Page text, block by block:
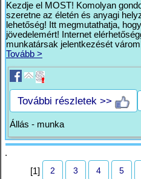
Kezdje el MOST! Komolyan
szeretne az életén és anyagi
lehetőség! Itt megmutathatja,
jövedelemért! Internet
munkatársak jelentkezését
Tovább >
További részletek >>
Állás - munka
.
[1]
2 3 4 5